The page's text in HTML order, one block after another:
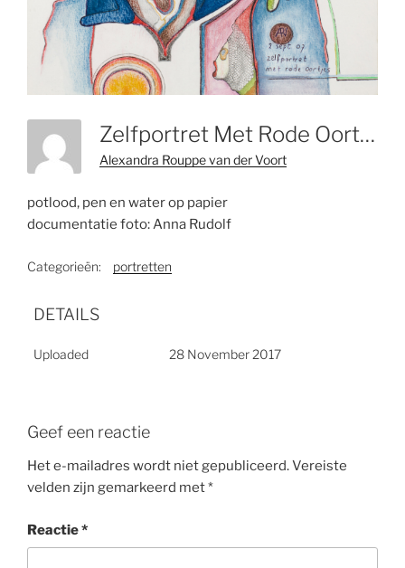
Zelfportret Met Rode Oortjes (2007)
Alexandra Rouppe van der Voort
potlood, pen en water op papier
documentatie foto: Anna Rudolf
Categorieën: portretten
DETAILS
Uploaded 28 November 2017
Geef een reactie
Het e-mailadres wordt niet gepubliceerd.Vereiste
velden zijn gemarkeerd met*
Reactie*